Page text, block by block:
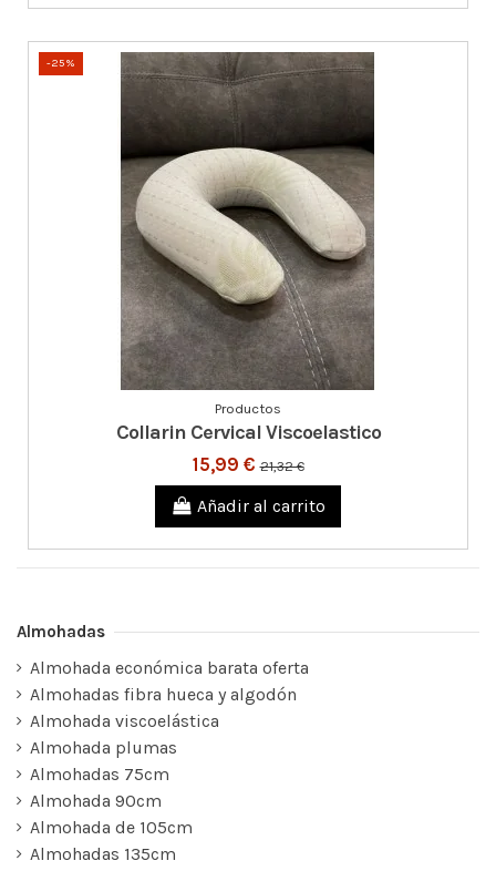
-25%
Productos
Collarin Cervical Viscoelastico
15,99 €21,32 €
Añadir al carrito
Almohadas
Almohada económica barata oferta
Almohadas fibra hueca y algodón
Almohada viscoelástica
Almohada plumas
Almohadas 75cm
Almohada 90cm
Almohada de 105cm
Almohadas 135cm